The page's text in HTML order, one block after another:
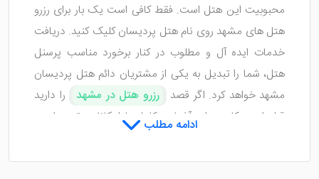
محبوبیت این هتل است. فقط کافی است یک بار برای رزرو
هتل‌ های مشهد روی نام هتل پردیسان کلیک کنید. دریافت
خدمات ایده آل و مطلوب در کنار برخورد مناسب پرسنل
هتل، شما را تبدیل به یکی از مشتریان دائم هتل پردیسان
مشهد خواهد کرد. اگر قصد
رزرو هتل در مشهد
را دارید
قبل از هر کاری برای آشنایی کامل با امکانات، تجهیزات و
ادامه مطلب